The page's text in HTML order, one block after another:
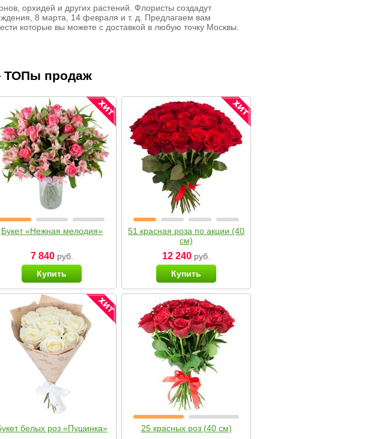
орхидей и других растений. Флористы создадут
8 марта, 14 февраля и т. д. Предлагаем вам
которые вы можете с доставкой в любую точку Москвы.
ТОПы продаж
Букет «Нежная мелодия»
7 840руб.
Купить
51 красная роза по акции (40
см)
12 240 руб.
Купить
белых роз «Пушинка» 25 красных роз (40 см)